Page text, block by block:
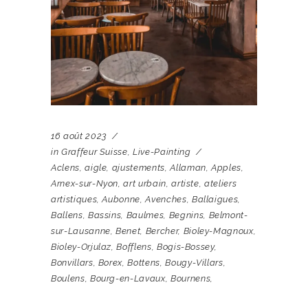
16 août 2023
in Graffeur Suisse,Live-Painting
Aclens,aigle, ajustements,Allaman,Apples,
Arnex-sur-Nyon,art urbain,artiste,ateliers
artistiques,Aubonne,Avenches, Ballaigues,
Ballens, Bassins, Baulmes, Begnins, Belmont-
sur-Lausanne,Benet, Bercher, Bioley-Magnoux,
Bioley-Orjulaz,Bofflens, Bogis-Bossey,
Bonvillars, Borex,Bottens,Bougy-Villars,
Boulens, Bourg-en-Lavaux, Bournens,